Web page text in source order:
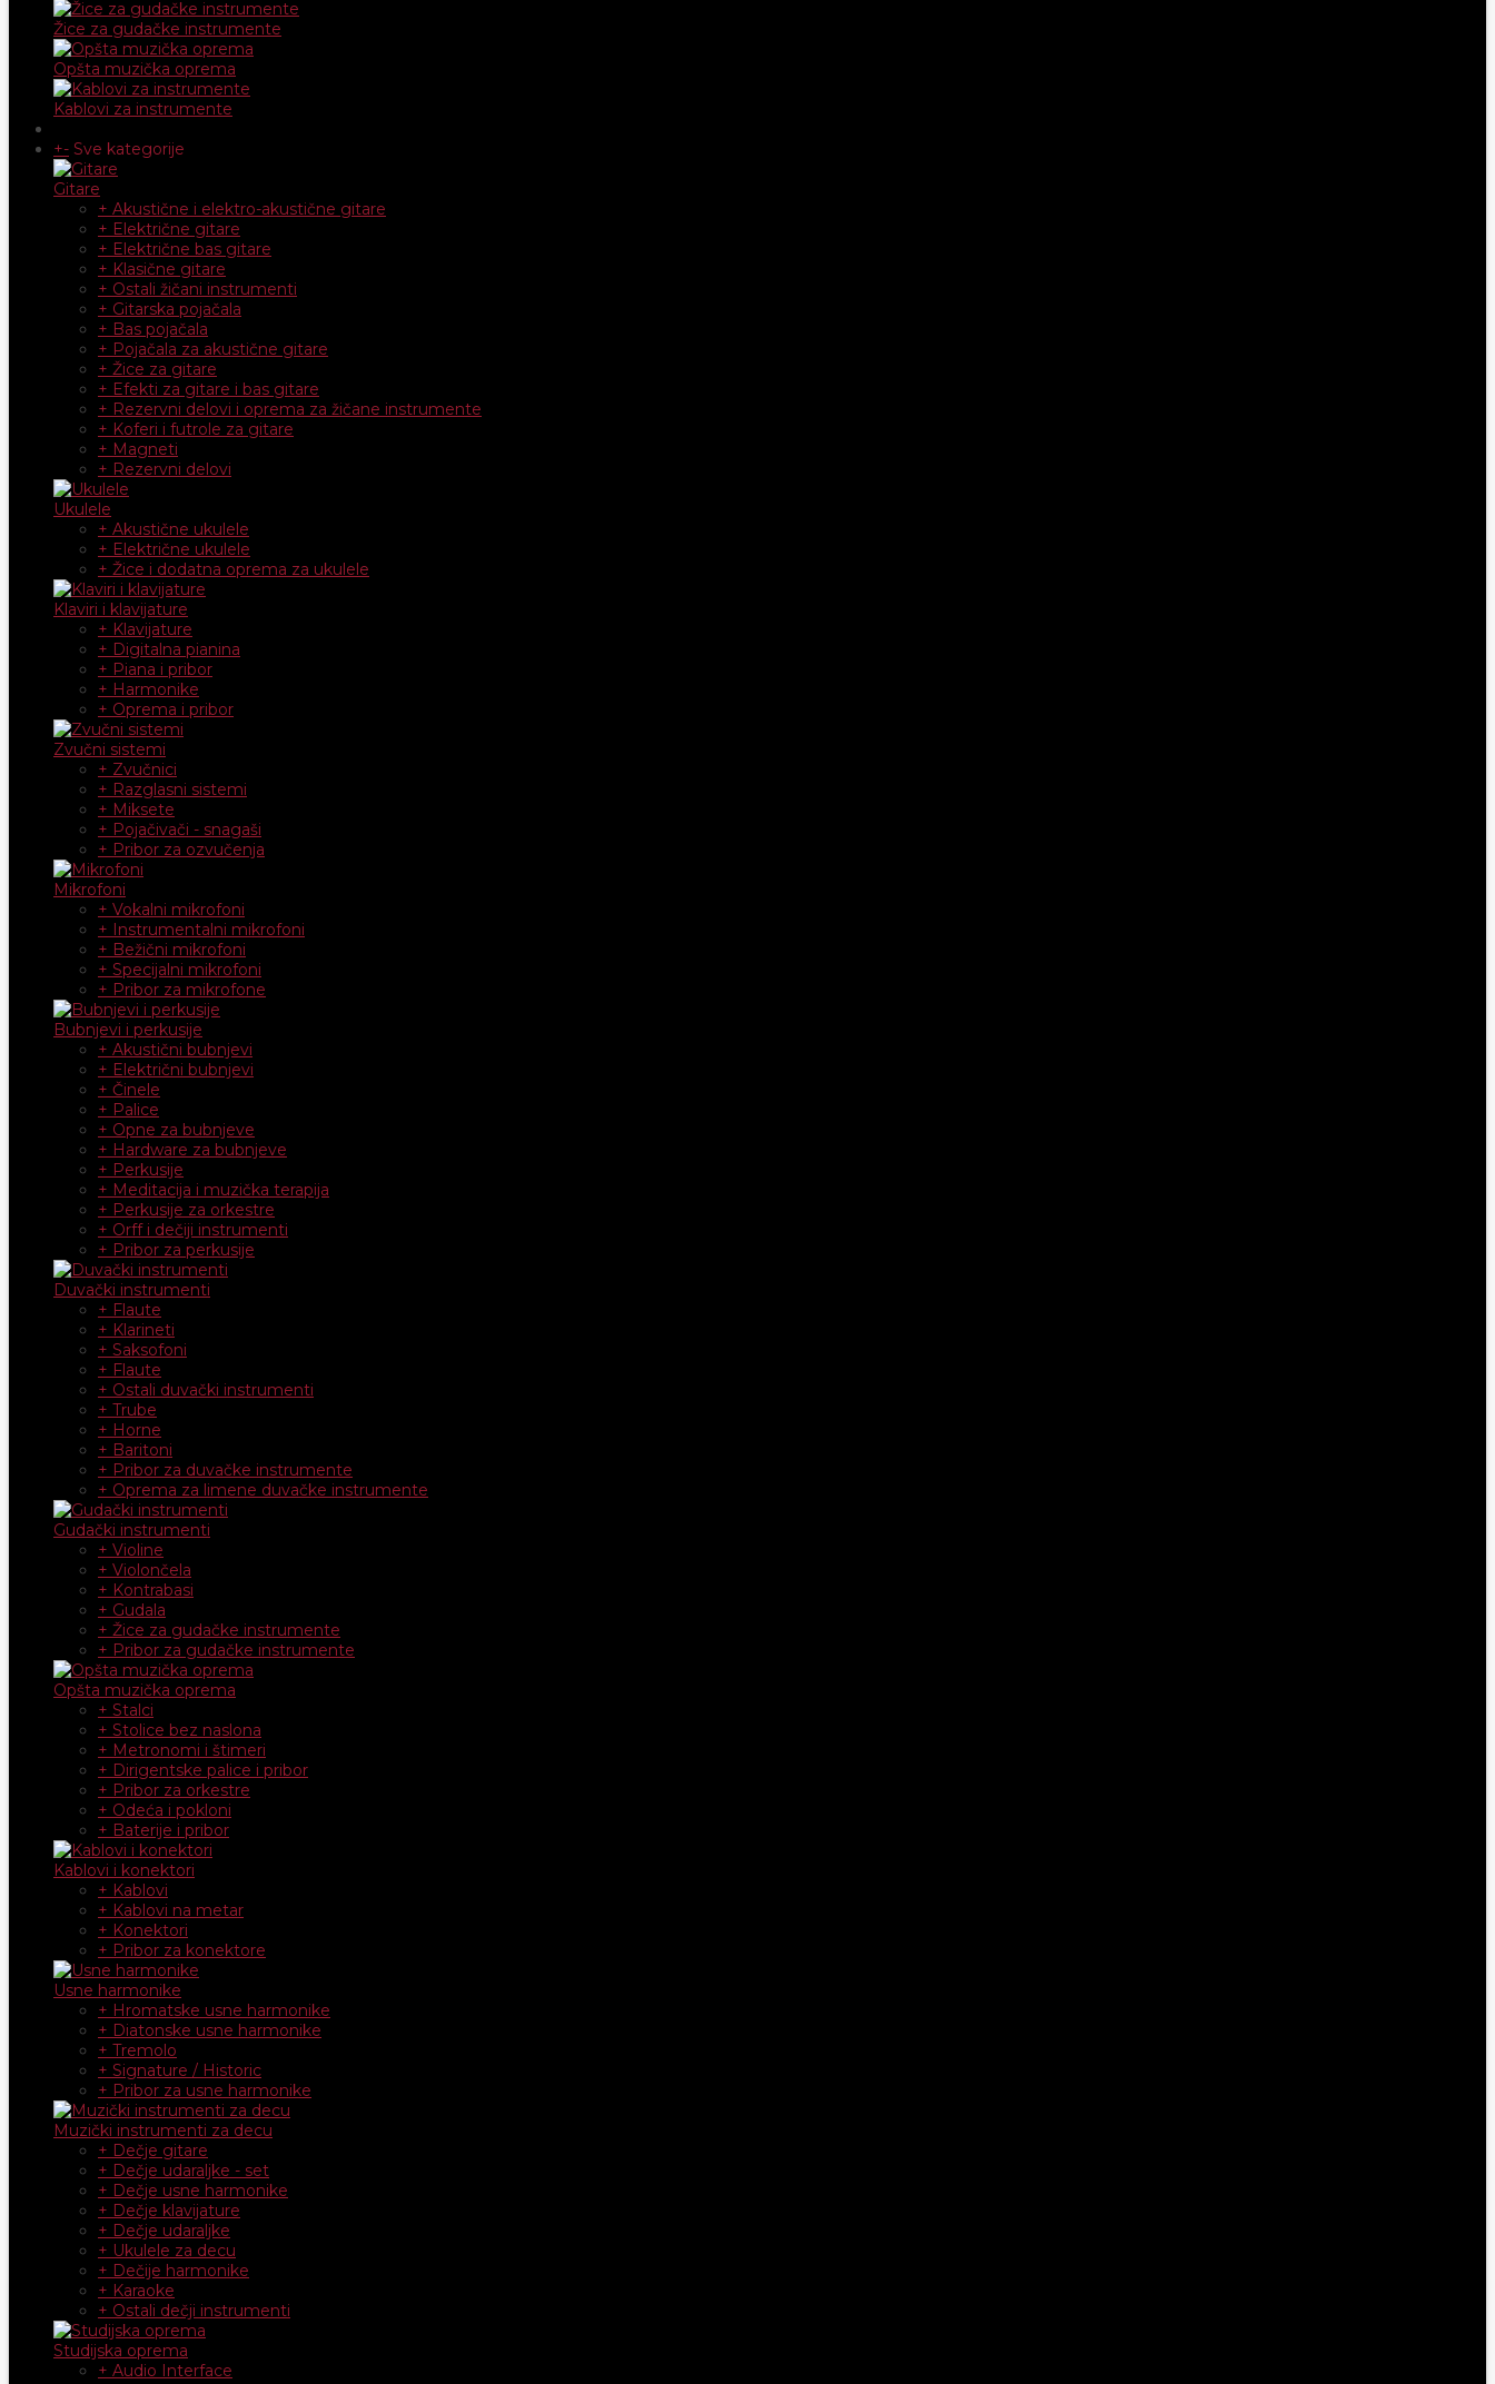
Žice za gudačke instrumente
Opšta muzička oprema
Kablovi za instrumente
+- Sve kategorije
Gitare
+ Akustične i elektro-akustične gitare
+ Električne gitare
+ Električne bas gitare
+ Klasične gitare
+ Ostali žičani instrumenti
+ Gitarska pojačala
+ Bas pojačala
+ Pojačala za akustične gitare
+ Žice za gitare
+ Efekti za gitare i bas gitare
+ Rezervni delovi i oprema za žičane instrumente
+ Koferi i futrole za gitare
+ Magneti
+ Rezervni delovi
Ukulele
+ Akustične ukulele
+ Električne ukulele
+ Žice i dodatna oprema za ukulele
Klaviri i klavijature
+ Klavijature
+ Digitalna pianina
+ Piana i pribor
+ Harmonike
+ Oprema i pribor
Zvučni sistemi
+ Zvučnici
+ Razglasni sistemi
+ Miksete
+ Pojačivači - snagaši
+ Pribor za ozvučenja
Mikrofoni
+ Vokalni mikrofoni
+ Instrumentalni mikrofoni
+ Bežični mikrofoni
+ Specijalni mikrofoni
+ Pribor za mikrofone
Bubnjevi i perkusije
+ Akustični bubnjevi
+ Električni bubnjevi
+ Činele
+ Palice
+ Opne za bubnjeve
+ Hardware za bubnjeve
+ Perkusije
+ Meditacija i muzička terapija
+ Perkusije za orkestre
+ Orff i dečiji instrumenti
+ Pribor za perkusije
Duvački instrumenti
+ Flaute
+ Klarineti
+ Saksofoni
+ Flaute
+ Ostali duvački instrumenti
+ Trube
+ Horne
+ Baritoni
+ Pribor za duvačke instrumente
+ Oprema za limene duvačke instrumente
Gudački instrumenti
+ Violine
+ Violončela
+ Kontrabasi
+ Gudala
+ Žice za gudačke instrumente
+ Pribor za gudačke instrumente
Opšta muzička oprema
+ Stalci
+ Stolice bez naslona
+ Metronomi i štimeri
+ Dirigentske palice i pribor
+ Pribor za orkestre
+ Odeća i pokloni
+ Baterije i pribor
Kablovi i konektori
+ Kablovi
+ Kablovi na metar
+ Konektori
+ Pribor za konektore
Usne harmonike
+ Hromatske usne harmonike
+ Diatonske usne harmonike
+ Tremolo
+ Signature / Historic
+ Pribor za usne harmonike
Muzički instrumenti za decu
+ Dečje gitare
+ Dečje udaraljke - set
+ Dečje usne harmonike
+ Dečje klavijature
+ Dečje udaraljke
+ Ukulele za decu
+ Dečije harmonike
+ Karaoke
+ Ostali dečji instrumenti
Studijska oprema
+ Audio Interface